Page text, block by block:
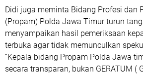
Didi juga meminta Bidang Profesi dan
(Propam) Polda Jawa Timur turun
menyampaikan hasil pemeriksaan
terbuka agar tidak memunculkan
“Kepala bidang Propam Polda Jawa
secara transparan, bukan GERATUM (